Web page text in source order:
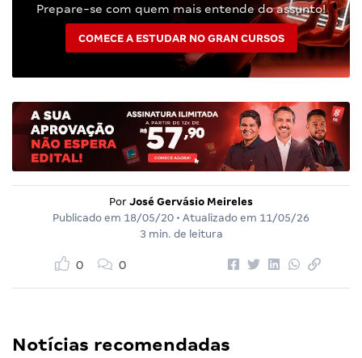
Prepare-se com quem mais entende do assunto!
COMECE A ESTUDAR NO GRAN CURSOS
Por José Gervásio Meireles
Publicado em 18/05/20 • Atualizado em 11/05/26
3 min. de leitura
0 0
Notícias recomendadas